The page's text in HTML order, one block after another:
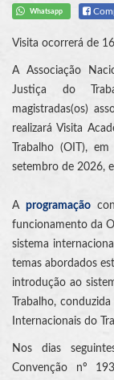
Whatsapp
Visita ocorrerá de
A Associação
Justiça do
magistradas(os)
realizará Visita
Trabalho (OIT),
setembro de 2026,
Aprogramação
funcionamento da
sistema
temas abordados
introdução ao
Trabalho,
Internacionais do
Nos dias
Convenção nº